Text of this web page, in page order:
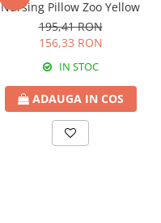
Nursing Pillow Zoo Yellow
195,41 RON
156,33 RON
IN STOC
ADAUGA IN COS